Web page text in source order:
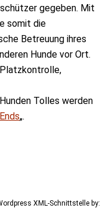
gegeben. Mit
somit die
Betreuung ihres
Hunde vor Ort.
Tolles werden
„.
XML-Schnittstelle by: